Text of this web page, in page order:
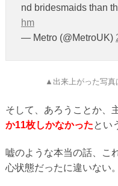
nd bridesmaids than
hm
— Metro (@MetroUK)
▲出来上がった写真
そして、あろうことか、
か11枚しかなかったとい
嘘のような本当の話、こ
心状態だったに違いない。